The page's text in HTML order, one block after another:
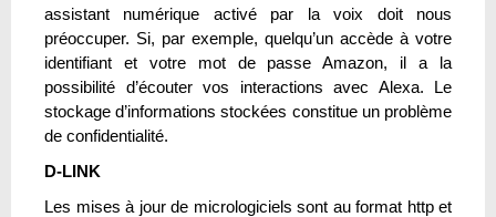
assistant numérique activé par la voix doit nous
préoccuper. Si, par exemple, quelqu’un accède à votre
identifiant et votre mot de passe Amazon, il a la
possibilité d’écouter vos interactions avec Alexa. Le
stockage d’informations stockées constitue un problème
de confidentialité.
D-LINK
Les mises à jour de micrologiciels sont au format http et